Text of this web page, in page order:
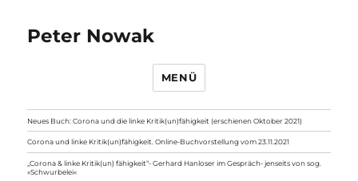
Peter Nowak
MENÜ
Neues Buch: Corona und die linke Kritik(un)fähigkeit (erschienen Oktober 2021)
Corona und linke Kritik(un)fähigkeit. Online-Buchvorstellung vom 23.11.2021
„Corona & linke Kritik(un) fähigkeit“- Gerhard Hanloser im Gespräch- jenseits von sog.
»Schwurbelei«